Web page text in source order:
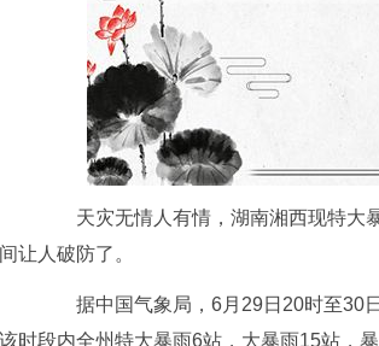
天灾无情人有情，湖南湘西现特大
间让人破防了。
据中国气象局，6月29日20时至30日
该时段内全州特大暴雨6站，大暴雨15站，